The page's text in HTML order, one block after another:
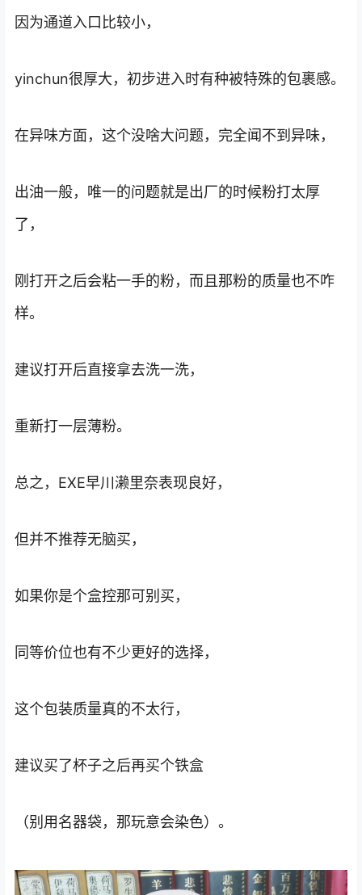
因为通道入口比较小，
yinchun很厚大，初步进入时有种被特殊的包裹感。
在异味方面，这个没啥大问题，完全闻不到异味，
出油一般，唯一的问题就是出厂的时候粉打太厚
了，
刚打开之后会粘一手的粉，而且那粉的质量也不咋
样。
建议打开后直接拿去洗一洗，
重新打一层薄粉。
总之，EXE早川濑里奈表现良好，
但并不推荐无脑买，
如果你是个盒控那可别买，
同等价位也有不少更好的选择，
这个包装质量真的不太行，
建议买了杯子之后再买个铁盒
（别用名器袋，那玩意会染色）。